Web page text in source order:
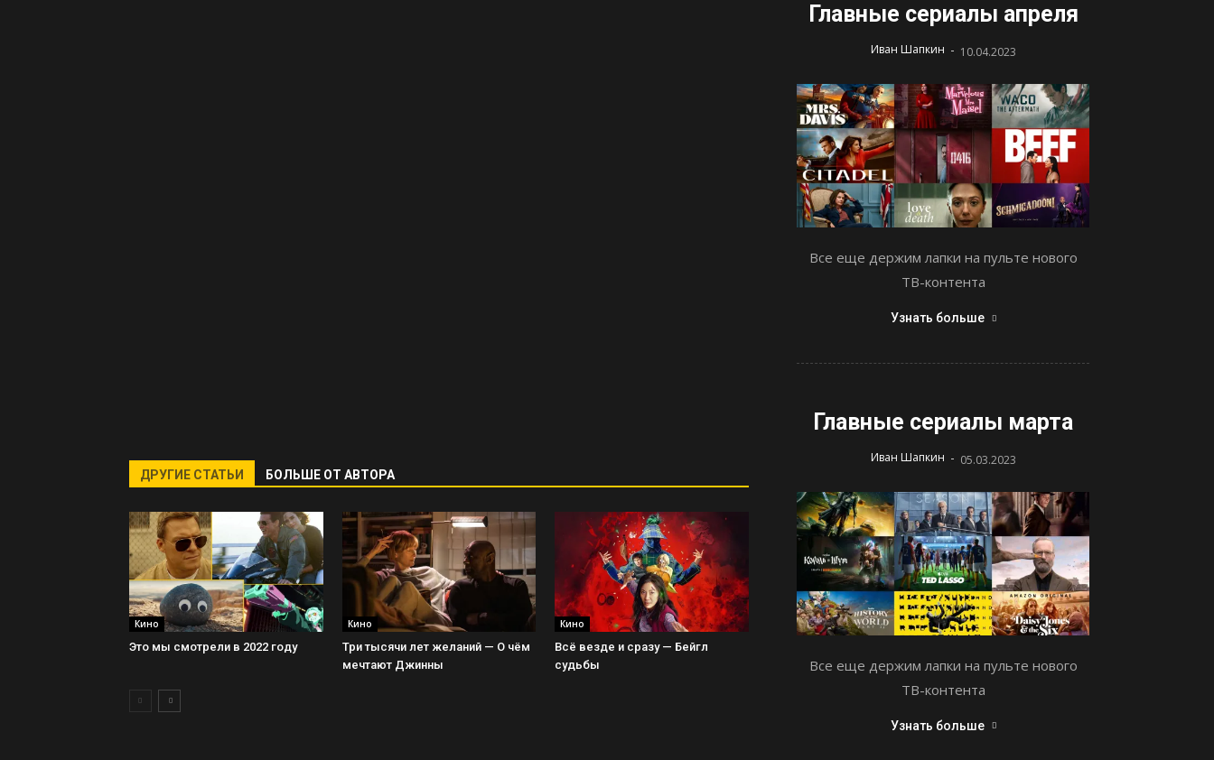
ДРУГИЕ СТАТЬИ БОЛЬШЕ ОТ АВТОРА
Кино
Это мы смотрели в 2022 году
Кино
Три тысячи лет желаний — О чём
мечтают Джинны
Кино
Всё везде и сразу — Бейгл
судьбы
Главные сериалы апреля
Иван Шапкин - 10.04.2023
Все еще держим лапки на пульте нового
ТВ-контента
Узнать больше
Главные сериалы марта
Иван Шапкин - 05.03.2023
Все еще держим лапки на пульте нового
ТВ-контента
Узнать больше